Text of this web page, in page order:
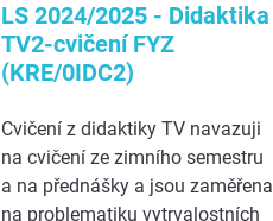
LS 2024/2025 - Didaktika
TV2-cvičení FYZ
(KRE/0IDC2)
Cvičení z didaktiky TV navazuji
na cvičení ze zimního semestru
a na přednášky a jsou zaměřena
na problematiku vytrvalostních